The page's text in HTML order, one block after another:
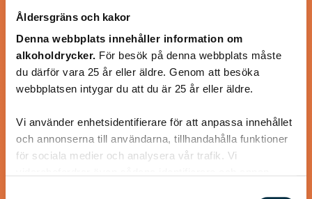
Åldersgräns och kakor
Denna webbplats innehåller information om
alkoholdrycker. För besök på denna webbplats måste
du därför vara 25 år eller äldre. Genom att besöka
webbplatsen intygar du att du är 25 år eller äldre.
Vi använder enhetsidentifierare för att anpassa innehållet
och annonserna till användarna, tillhandahålla funktioner
för sociala medier och analysera vår trafik. Vi
En lyxig god räksoppa, lagad från grunden